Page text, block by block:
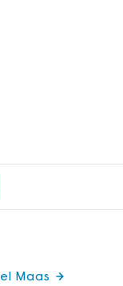
Maas